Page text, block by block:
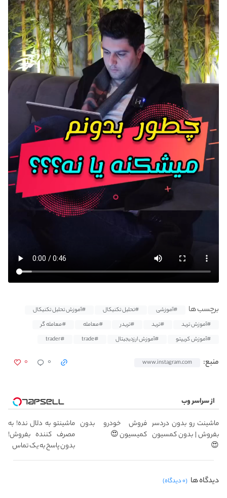
برچسب ها #آموزشی #تحلیل تکنیکال
#آموزش تحلیل تکنیکال
#آموزش ترید
#ترید #تریدر #معامله
#معامله گر
#آموزش کریپتو
#آموزش ارزدیجیتال #trade
#trader
منبع: www.instagram.com ۰ ۰
از سراسر وب
ماشینت رو بدون دردسر
بفروش | بدون کمسیون
😍
فروش خودرو بدون
کمیسیون 😍
ماشینتو به دلال نده! به
مصرف کننده بفروش!
بدون پاسخ به یک تماس
دیدگاه ها (۰ دیدگاه)